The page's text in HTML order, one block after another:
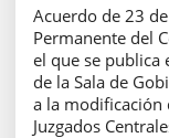
Acuerdo de 23
Permanente del
el que se publica
de la Sala de
a la modificación
Juzgados